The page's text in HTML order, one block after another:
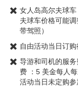
女人岛高尔夫球
夫球车价格可能
带驾照）
自由活动当日订
导游和司机的服
费 ：5 美金每人
活动当日未定购